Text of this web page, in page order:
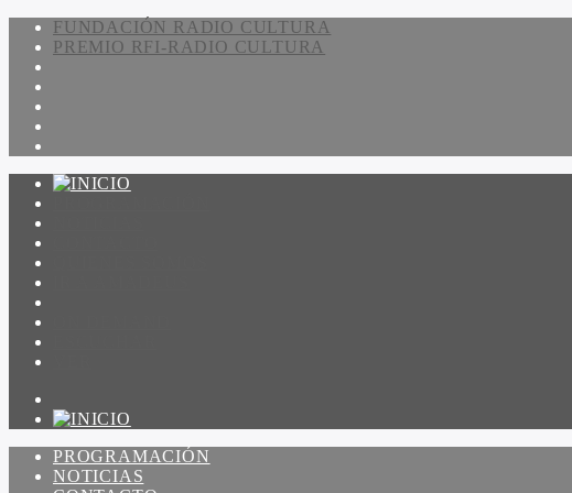
FUNDACIÓN RADIO CULTURA
PREMIO RFI-RADIO CULTURA
PROGRAMACIÓN
NOTICIAS